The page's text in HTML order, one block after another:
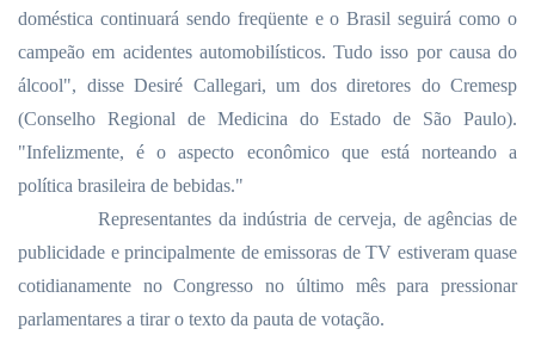
doméstica continuará sendo freqüente e o Brasil seguirá como o
campeão em acidentes automobilísticos. Tudo isso por causa do
álcool", disse Desiré Callegari, um dos diretores do Cremesp
(Conselho Regional de Medicina do Estado de São Paulo).
"Infelizmente, é o aspecto econômico que está norteando a
política brasileira de bebidas."
Representantes da indústria de cerveja, de agências de
publicidade e principalmente de emissoras de TV estiveram quase
cotidianamente no Congresso no último mês para pressionar
parlamentares a tirar o texto da pauta de votação.